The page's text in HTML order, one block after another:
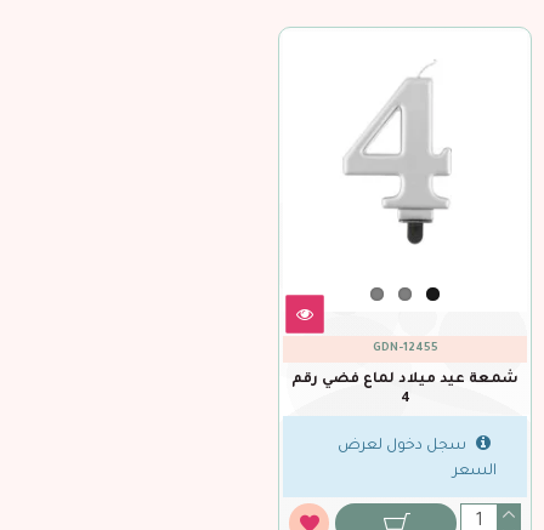
GDN-12455
شمعة عيد ميلاد لماع فضي رقم
4
سجل دخول لعرض
السعر